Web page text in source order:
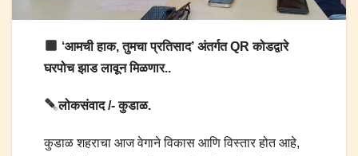
‘आमची हाक, तुमचा प्रतिसाद’ अंतर्गत QR कोडद्वारे
घरपोच झाड लावून मिळणार..
लोकसंवाद /- कुडाळ.
कुडाळ शहराचा आज वेगाने विकास आणि विस्तार होत आहे,